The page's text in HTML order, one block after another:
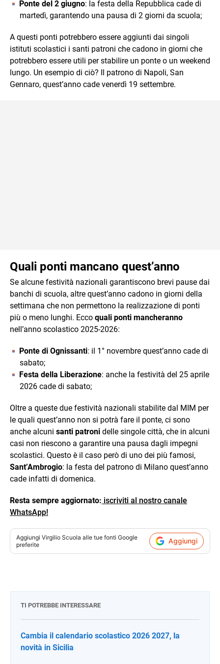
Ponte del 2 giugno: la festa della Repubblica cade di
martedì, garantendo una pausa di 2 giorni da scuola;
A questi ponti potrebbero essere aggiunti dai singoli
istituti scolastici i santi patroni che cadono in giorni che
potrebbero essere utili per stabilire un ponte o un weekend
lungo. Un esempio di ciò? Il patrono di Napoli, San
Gennaro, quest’anno cade venerdì 19 settembre.
Quali ponti mancano quest’anno
Se alcune festività nazionali garantiscono brevi pause dai
banchi di scuola, altre quest’anno cadono in giorni della
settimana che non permettono la realizzazione di ponti
più o meno lunghi. Ecco quali ponti mancheranno
nell’anno scolastico 2025-2026:
Ponte di Ognissanti: il 1° novembre quest’anno cade di
sabato;
Festa della Liberazione: anche la festività del 25 aprile
2026 cade di sabato;
Oltre a queste due festività nazionali stabilite dal MIM per
le quali quest’anno non si potrà fare il ponte, ci sono
anche alcuni santi patroni delle singole città, che in alcuni
casi non riescono a garantire una pausa dagli impegni
scolastici. Questo è il caso però di uno dei più famosi,
Sant’Ambrogio: la festa del patrono di Milano quest’anno
cade infatti di domenica.
Resta sempre aggiornato: iscriviti al nostro canale
WhatsApp!
Aggiungi Virgilio Scuola alle tue fonti Google
preferite
Aggiungi
TI POTREBBE INTERESSARE
Cambia il calendario scolastico 2026 2027, la
novità in Sicilia